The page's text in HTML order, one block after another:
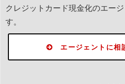
クレジットカード現金化のエー
す。
エージェントに相